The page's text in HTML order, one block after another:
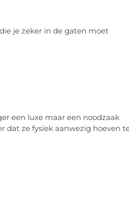
je zeker in de gaten moet
een luxe maar een noodzaak
dat ze fysiek aanwezig hoeven